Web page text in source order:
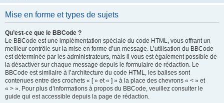
Mise en forme et types de sujets
Qu’est-ce que le BBCode ?
Le BBCode est une implémentation spéciale du code HTML, vous offrant un
meilleur contrôle sur la mise en forme d’un message. L’utilisation du BBCode
est déterminée par les administrateurs, mais il vous est également possible de
la désactiver sur chaque message depuis le formulaire de rédaction. Le
BBCode est similaire à l’architecture du code HTML, les balises sont
contenues entre des crochets « [ » et « ] » à la place des chevrons « < » et
« > ». Pour plus d’informations à propos du BBCode, veuillez consulter le
guide qui est accessible depuis la page de rédaction.